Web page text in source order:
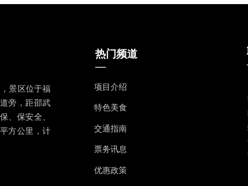
热门频道
—
项目介绍
特色美食
交通指南
票务讯息
优惠政策
景区位于福
旁，距邵武
、保安全、
方公里，计